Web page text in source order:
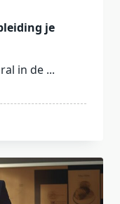
je
in de ...